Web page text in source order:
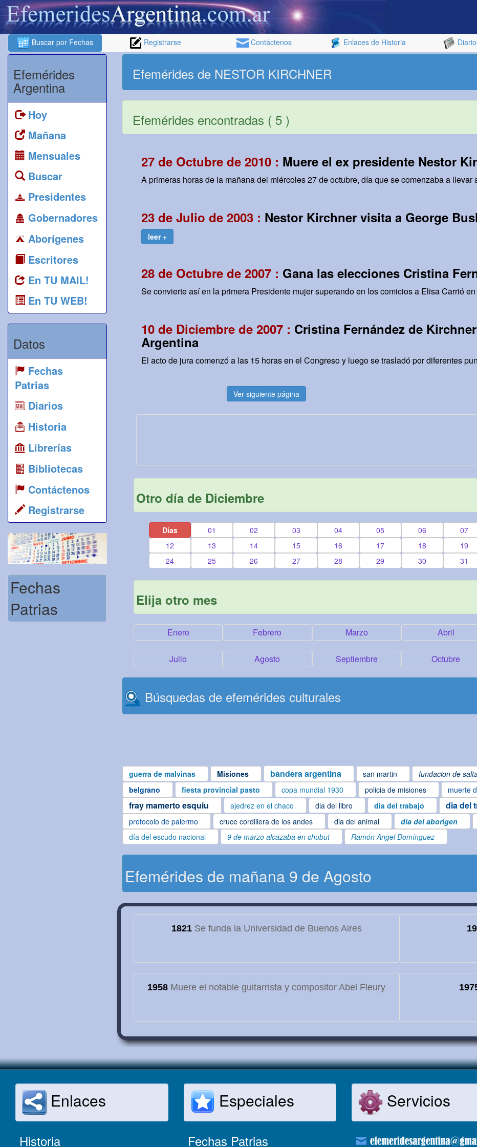
Buscar por Fechas Registrarse Contáctenos Enlaces de Historia
Efemérides
Argentina
Hoy
Mañana
Mensuales
Buscar
Presidentes
Gobernadores
Aborígenes
Escritores
En TU MAIL!
En TU WEB!
Datos
Fechas
Patrias
Diarios
Historia
Librerías
Bibliotecas
Contáctenos
Registrarse
Fechas
Patrias
Efemérides de NESTOR KIRCHNER
Efemérides encontradas ( 5 )
27 de Octubre de 2010 : Muere el ex presidente Nestor
A primeras horas de la mañana del miércoles 27 de octubre, día que se comenzaba a llevar
23 de Julio de 2003 : Nestor Kirchner visita a George
leer +
28 de Octubre de 2007 : Gana las elecciones Cristina
Se convierte así en la primera Presidente mujer superando en los comicios a Elisa Carrió en
10 de Diciembre de 2007 : Cristina Fernández de
Argentina
El acto de jura comenzó a las 15 horas en el Congreso y luego se trasladó por diferentes
Ver siguiente página
Otro día de Diciembre
Días 01 02 03 04 05 06 07
12
13 14 15 16 17 18 19
24
25 26 27 28 29 30 31
Elija otro mes
Enero Febrero Marzo Abril
Julio Agosto Septiembre Octubre
Búsquedas de efemérides culturales
guerra de malvinas Misiones bandera argentina san martin fundacion de
belgrano
fiesta provincial pasto copa mundial 1930 policia de misiones muerte
fray mamerto esquiu ajedrez en el chaco dia del libro dia del trabajo dia del
protocolo de palermo
cruce cordillera de los andes dia del animal dia del aborigen
día del escudo nacional
9 de marzo alcazaba en chubut Ramón Angel Domínguez
Efemérides de mañana 9 de Agosto
1821Se funda la Universidad de Buenos Aires
1958 Muere el notable guitarrista y compositor Abel Fleury
Enlaces
Historia
Especiales
Fechas Patrias
Servicios